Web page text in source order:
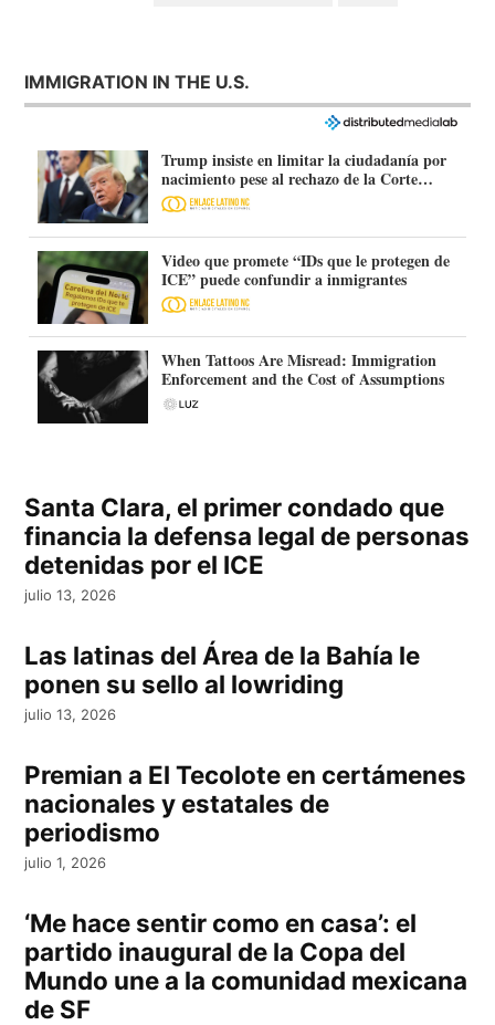
IMMIGRATION IN THE U.S.
Trump insiste en limitar la ciudadanía por
nacimiento pese al rechazo de la Corte
Suprema
Video que promete “IDs que le protegen de
ICE” puede confundir a inmigrantes
When Tattoos Are Misread: Immigration
Enforcement and the Cost of Assumptions
Santa Clara, el primer condado que
financia la defensa legal de personas
detenidas por el ICE
julio 13, 2026
Las latinas del Área de la Bahía le
ponen su sello al lowriding
julio 13, 2026
Premian a El Tecolote en certámenes
nacionales y estatales de
periodismo
julio 1, 2026
‘Me hace sentir como en casa’: el
partido inaugural de la Copa del
Mundo une a la comunidad mexicana
de SF